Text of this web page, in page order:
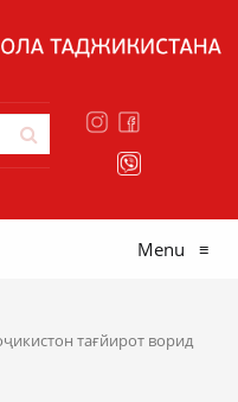
Menu ≡
тағйирот ворид